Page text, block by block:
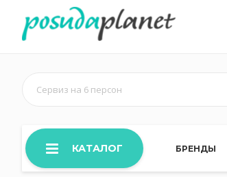
Сервиз на 6 персон
КАТАЛОГ БРЕНДЫ